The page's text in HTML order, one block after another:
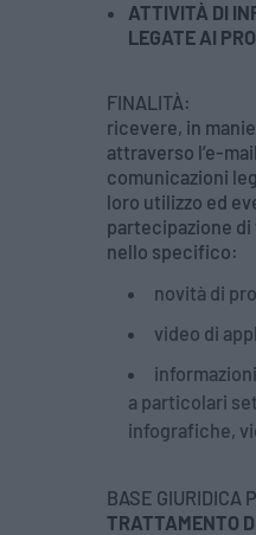
ATTIVITÀ DI
LEGATE AI
FINALITÀ:
ricevere, in
attraverso l’e-
comunicazioni
loro utilizzo ed
partecipazione
nello specifico:
novità di
video di
a particolari
infografiche,
BASE GIURIDICA
TRATTAMENTO